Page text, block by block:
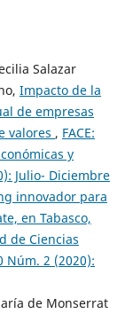
Salazar
Impacto de la
de empresas
valores , FACE:
y
Julio- Diciembre
innovador para
en Tabasco,
de Ciencias
Núm. 2 (2020):
de Monserrat